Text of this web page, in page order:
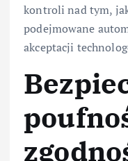
kontroli nad tym,
podejmowane
akceptacji